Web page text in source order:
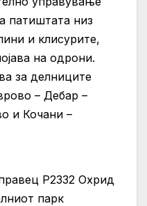
патиштата низ
и клисурите,
на одрони.
за делниците
– Дебар –
и Кочани –
Р2332 Охрид
парк